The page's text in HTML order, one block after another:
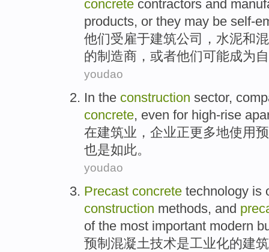
concrete contractors and
products, or they may be self-
他们受雇于建筑公司 ， 水泥和
的制造商 ， 或者他们可能成为
youdao
In the construction sector,
concrete, even for high-rise
在建筑业 ， 企业正更多地使用
也是如此。
youdao
Precast concrete technology is
construction methods, and
of the most important modern
预制 混凝土技术是工业化的建筑